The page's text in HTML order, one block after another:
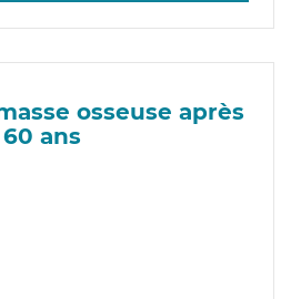
osseuse après
60 ans